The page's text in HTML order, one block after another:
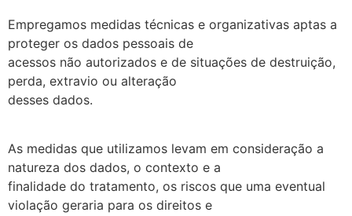
Empregamos medidas técnicas e organizativas aptas a
proteger os dados pessoais de
acessos não autorizados e de situações de destruição,
perda, extravio ou alteração
desses dados.
As medidas que utilizamos levam em consideração a
natureza dos dados, o contexto e a
finalidade do tratamento, os riscos que uma eventual
violação geraria para os direitos e